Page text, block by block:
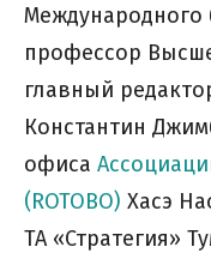
Международного
профессор
главный
Константин
офиса
(ROTOBO) Хасэ
ТА «Стратегия»